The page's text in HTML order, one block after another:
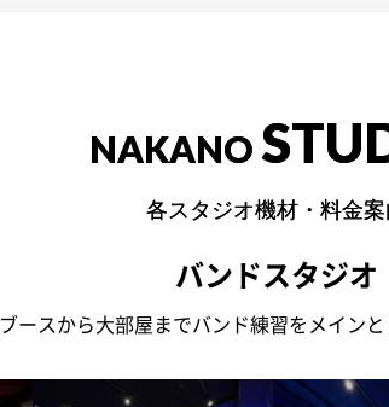
NAKANO
各スタジオ機材・料金案
バンドスタジオ
ブースから大部屋までバンド練習をメインと